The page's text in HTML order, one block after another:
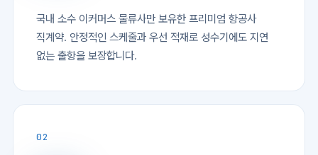
국내 소수 이커머스 물류사만 보유한 프리미엄 항공사
직계약. 안정적인 스케줄과 우선 적재로 성수기에도 지연
없는 출항을 보장합니다.
02